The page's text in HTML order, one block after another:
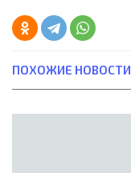
ПОХОЖИЕ НОВОСТИ